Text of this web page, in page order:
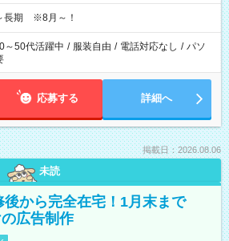
長期 ※8月～！
～50代活躍中 / 服装自由 / 電話対応なし / パソ
応募する 詳細へ
掲載日：2026.08.06
未読
から完全在宅！1月末まで
広告制作